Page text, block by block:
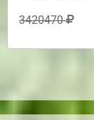
3420470